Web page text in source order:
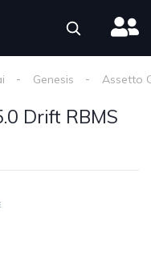
Genesis Assetto
Drift RBMS